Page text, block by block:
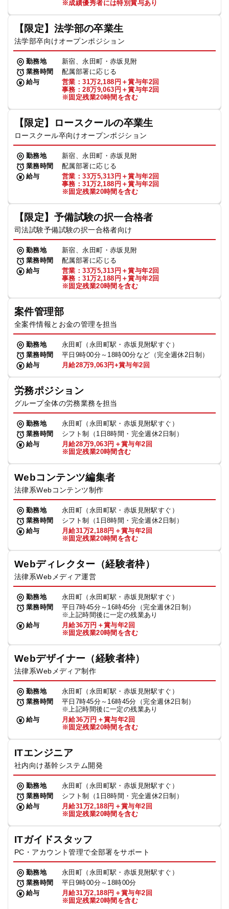
※成績優秀者には特別賞与あり
【限定】法学部の卒業生
法学部卒向けオープンポジション
勤務地
新宿、永田町・赤坂見附
業務時間
配属部署に応じる
給与
営業：31万2,188円＋賞与年2回
事務：28万9,063円＋賞与年2回
※固定残業20時間を含む
【限定】ロースクールの卒業生
ロースクール卒向けオープンポジション
勤務地
新宿、永田町・赤坂見附
業務時間
配属部署に応じる
給与
営業：33万5,313円＋賞与年2回
事務：31万2,188円＋賞与年2回
※固定残業20時間を含む
【限定】予備試験の択一合格者
司法試験予備試験の択一合格者向け
勤務地
新宿、永田町・赤坂見附
業務時間
配属部署に応じる
給与
営業：33万5,313円＋賞与年2回
事務：31万2,188円＋賞与年2回
※固定残業20時間を含む
案件管理部
全案件情報とお金の管理を担当
勤務地
永田町（永田町駅・赤坂見附駅すぐ）
業務時間
平日9時00分～18時00分など（完全週休2日制）
給与
月給28万9,063円+賞与年2回
労務ポジション
グループ全体の労務業務を担当
勤務地
永田町（永田町駅・赤坂見附駅すぐ）
業務時間
シフト制（1日8時間・完全週休2日制）
給与
月給28万9,063円＋賞与年2回
※固定残業20時間含む
Webコンテンツ編集者
法律系Webコンテンツ制作
勤務地
永田町（永田町駅・赤坂見附駅すぐ）
業務時間
シフト制（1日8時間・完全週休2日制）
給与
月給31万2,188円＋賞与年2回
※固定残業20時間を含む
Webディレクター（経験者枠）
法律系Webメディア運営
勤務地
永田町（永田町駅・赤坂見附駅すぐ）
業務時間
平日7時45分～16時45分（完全週休2日制）
※上記時間後に一定の残業あり
給与
月給36万円＋賞与年2回
※固定残業20時間を含む
Webデザイナー（経験者枠）
法律系Webメディア制作
勤務地
永田町（永田町駅・赤坂見附駅すぐ）
業務時間
平日7時45分～16時45分（完全週休2日制）
※上記時間後に一定の残業あり
給与
月給36万円＋賞与年2回
※固定残業20時間を含む
ITエンジニア
社内向け基幹システム開発
勤務地
永田町（永田町駅・赤坂見附駅すぐ）
業務時間
シフト制（1日8時間・完全週休2日制）
給与
月給31万2,188円＋賞与年2回
※固定残業20時間を含む
ITガイドスタッフ
PC・アカウント管理で全部署をサポート
勤務地
永田町（永田町駅・赤坂見附駅すぐ）
業務時間
平日9時00分～18時00分
給与
月給31万2,188円＋賞与年2回
※固定残業20時間を含む